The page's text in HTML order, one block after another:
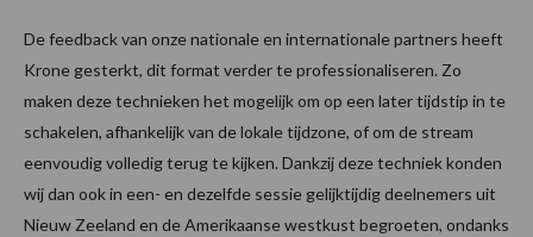
De feedback van onze nationale en internationale partners heeft
Krone gesterkt, dit format verder te professionaliseren. Zo
maken deze technieken het mogelijk om op een later tijdstip in te
schakelen, afhankelijk van de lokale tijdzone, of om de stream
eenvoudig volledig terug te kijken. Dankzij deze techniek konden
wij dan ook in een- en dezelfde sessie gelijktijdig deelnemers uit
Nieuw Zeeland en de Amerikaanse westkust begroeten, ondanks